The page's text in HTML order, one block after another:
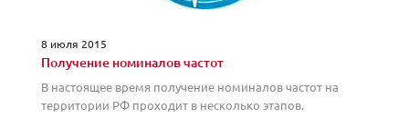
8 июля 2015
Получение номиналов частот
В настоящее время получение номиналов частот на
территории РФ проходит в несколько этапов.